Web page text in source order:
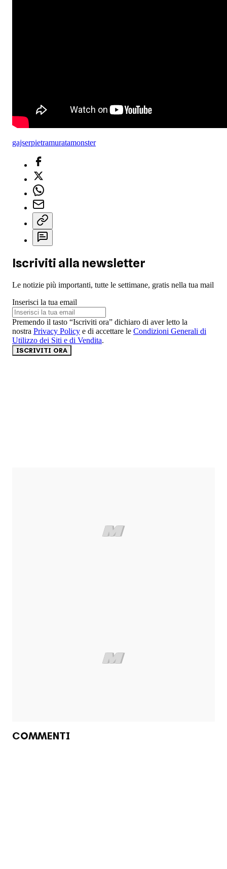
gajserpietramuratamonster
Iscriviti alla newsletter
Le notizie più importanti, tutte le settimane, gratis nella tua mail
Inserisci la tua email
Premendo il tasto “Iscriviti ora” dichiaro di aver letto la
nostra Privacy Policy e di accettare le Condizioni Generali di
Utilizzo dei Siti e di Vendita.
ISCRIVITI ORA
COMMENTI